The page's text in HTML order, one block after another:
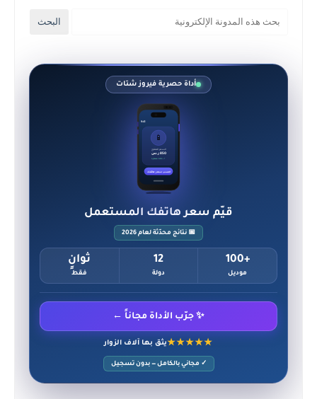
أداة حصرية فيروز شتات
9:41
📱
السعر المقترح
850 ر.س
✓ حالة ممتازة
احسب سعر هاتفك
قيّم سعر هاتفك المستعمل
📅 نتائج محدّثة لعام 2026
+100
موديل
12
دولة
ثوانٍ
فقط
✨ جرّب الأداة مجاناً ←
★★★★★يثق بها آلاف الزوار
✓ مجاني بالكامل — بدون تسجيل